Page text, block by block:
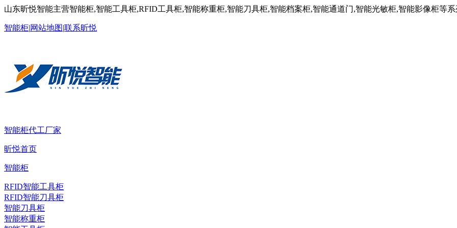
山东昕悦智能主营智能柜,智能工具柜,RFID工具柜,智能称重柜,智能刀具柜,智能档案柜,智能通道门,智能光敏柜,智能影像柜等
智能柜|网站地图|联系昕悦
智能柜代工厂家
昕悦首页
智能柜
RFID智能工具柜
RFID智能刀具柜
智能刀具柜
智能称重柜